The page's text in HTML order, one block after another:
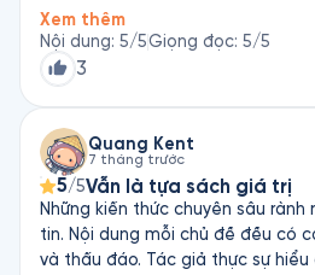
virus như Epstein-Barr, chứ không
phẩm là liệu pháp: Hướng dẫn
phục hồi tuyến giáp một cách tự
cơ thể: Cơ thể có khả năng tự
đúng cách. Sách rất hữu ích cho
hướng chữa lành toàn diện.
Xem thêm
Nội dung: 5/5Giọng đọc: 5/5
3
Quang Kent
7 tháng trước
5/5Vẫn là tựa sách giá trị
Những kiến thức chuyên sâu
tin. Nội dung mỗi chủ đề đều có
và thấu đáo. Tác giả thực sự